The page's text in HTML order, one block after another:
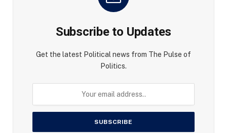
Subscribe to Updates
Get the latest Political news from The Pulse of
Politics.